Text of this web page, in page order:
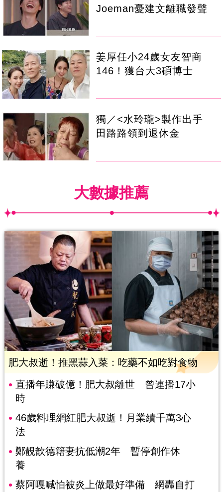
Joeman憂建文離職發聲
姜厚任小24歲女友智商
146！獲台大3碩博士
獨／<水玲瓏>製作出手
田路路領到退休金
大數據推薦
肥大叔逝！推黑蒜入菜：吃藥不如吃對食物
直播年賺破億！肥大叔離世 曾連播17小
時
46歲料理網紅肥大叔逝！月業績千萬3心
法
鄭靚歆德籍妻抗低潮2年 暫停創作休
養
蔡阿嘎喊怕被炎上做最好準備 網轟自打